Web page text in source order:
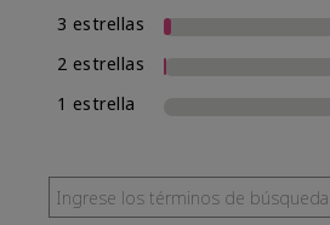
3 estrellas
2 estrellas
1 estrella